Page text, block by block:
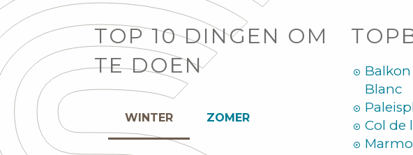
TOP 10 DINGEN OM
TE DOEN
WINTER ZOMER
Blanc
Col de